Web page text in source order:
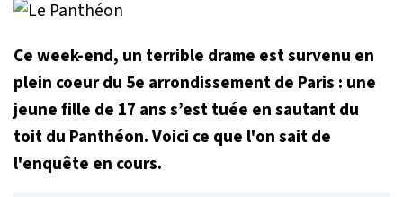
Ce week-end, un terrible drame est survenu en
plein coeur du 5e arrondissement de Paris : une
jeune fille de 17 ans s’est tuée en sautant du
toit du Panthéon. Voici ce que l'on sait de
l'enquête en cours.